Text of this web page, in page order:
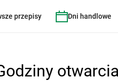
przepisy Dni handlowe